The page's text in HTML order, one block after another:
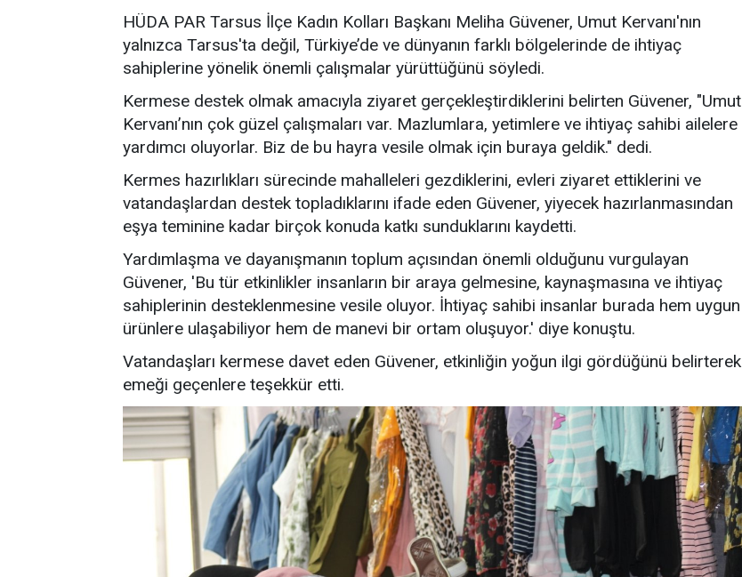
HÜDA PAR Tarsus İlçe Kadın Kolları Başkanı Meliha Güvener, Umut Kervanı'nın
yalnızca Tarsus'ta değil, Türkiye’de ve dünyanın farklı bölgelerinde de ihtiyaç
sahiplerine yönelik önemli çalışmalar yürüttüğünü söyledi.
Kermese destek olmak amacıyla ziyaret gerçekleştirdiklerini belirten Güvener, "Umut
Kervanı’nın çok güzel çalışmaları var. Mazlumlara, yetimlere ve ihtiyaç sahibi ailelere
yardımcı oluyorlar. Biz de bu hayra vesile olmak için buraya geldik." dedi.
Kermes hazırlıkları sürecinde mahalleleri gezdiklerini, evleri ziyaret ettiklerini ve
vatandaşlardan destek topladıklarını ifade eden Güvener, yiyecek hazırlanmasından
eşya teminine kadar birçok konuda katkı sunduklarını kaydetti.
Yardımlaşma ve dayanışmanın toplum açısından önemli olduğunu vurgulayan
Güvener, 'Bu tür etkinlikler insanların bir araya gelmesine, kaynaşmasına ve ihtiyaç
sahiplerinin desteklenmesine vesile oluyor. İhtiyaç sahibi insanlar burada hem uygun
ürünlere ulaşabiliyor hem de manevi bir ortam oluşuyor.' diye konuştu.
Vatandaşları kermese davet eden Güvener, etkinliğin yoğun ilgi gördüğünü belirterek
emeği geçenlere teşekkür etti.